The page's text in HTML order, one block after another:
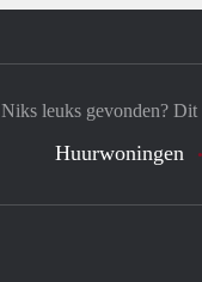
Niks leuks gevonden?
Huurwoningen